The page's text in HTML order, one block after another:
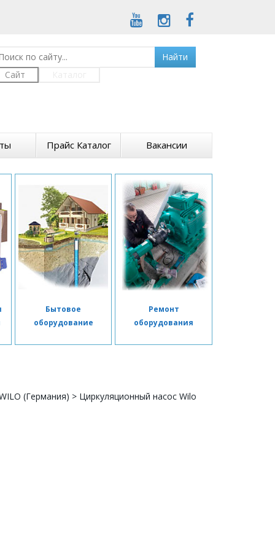
Найти
Сайт
Прайс Каталог Вакансии
Бытовое
оборудование
Ремонт
оборудования
(Германия) > Циркуляционный насос Wilo